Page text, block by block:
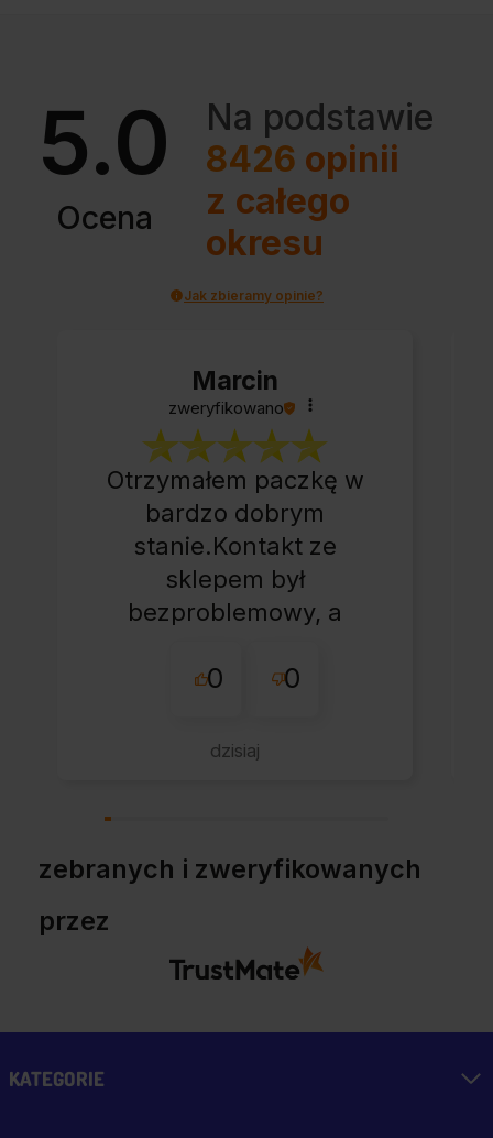
5.0
Ocena
Na podstawie
8426 opinii
z całego
okresu
Jak zbieramy opinie?
Marcin
zweryfikowano
Otrzymałem paczkę w
bardzo dobrym
stanie.Kontakt ze
sklepem był
bezproblemowy, a
przebiegło sprawnie.
0 0
dzisiaj
zebranych i zweryfikowanych
przez
KATEGORIE